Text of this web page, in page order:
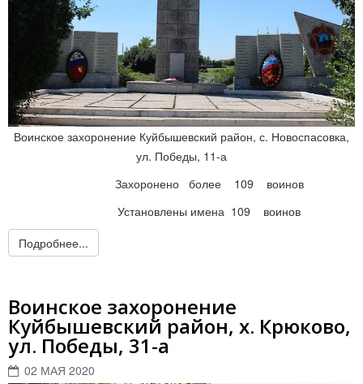
Воинское захоронение Куйбышевский район, с. Новоспасовка,
ул. Победы, 11-а
Захоронено более 109 воинов
Установлены имена 109 воинов
Подробнее...
Воинское захоронение
Куйбышевский район, х. Крюково,
ул. Победы, 31-а
02 МАЯ 2020